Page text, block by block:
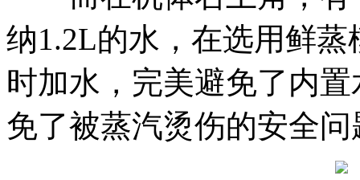
纳1.2L的水，在选用鲜
时加水，完美避免了内
免了被蒸汽烫伤的安全问